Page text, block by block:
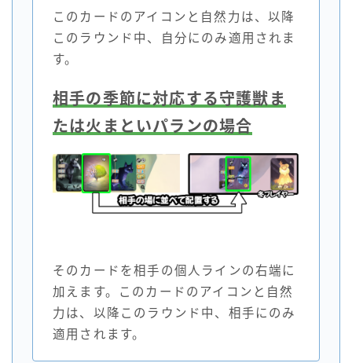
このカードのアイコンと自然力は、以降
このラウンド中、自分にのみ適用されま
す。
相手の季節に対応する守護獣ま
たは火まといパランの場合
そのカードを相手の個人ラインの右端に
加えます。このカードのアイコンと自然
力は、以降このラウンド中、相手にのみ
適用されます。